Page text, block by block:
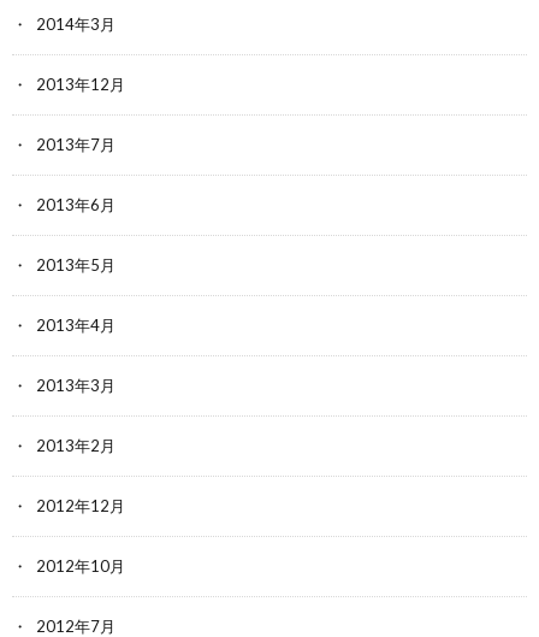
2014年3月
2013年12月
2013年7月
2013年6月
2013年5月
2013年4月
2013年3月
2013年2月
2012年12月
2012年10月
2012年7月